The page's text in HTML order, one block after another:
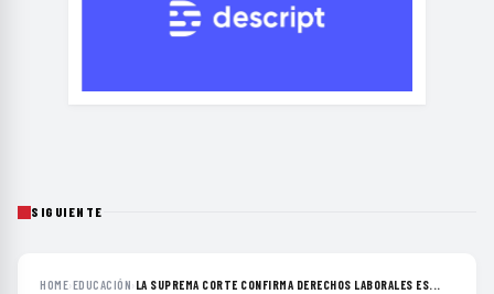
SIGUIENTE
HOME›EDUCACIÓN› LA SUPREMA CORTE CONFIRMA DERECHOS LABORALES ES...